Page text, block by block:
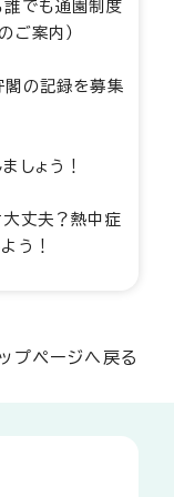
でも通園制度
ご案内）
閣の記録を募集
しょう！
丈夫？熱中症
う！
ップページへ戻る